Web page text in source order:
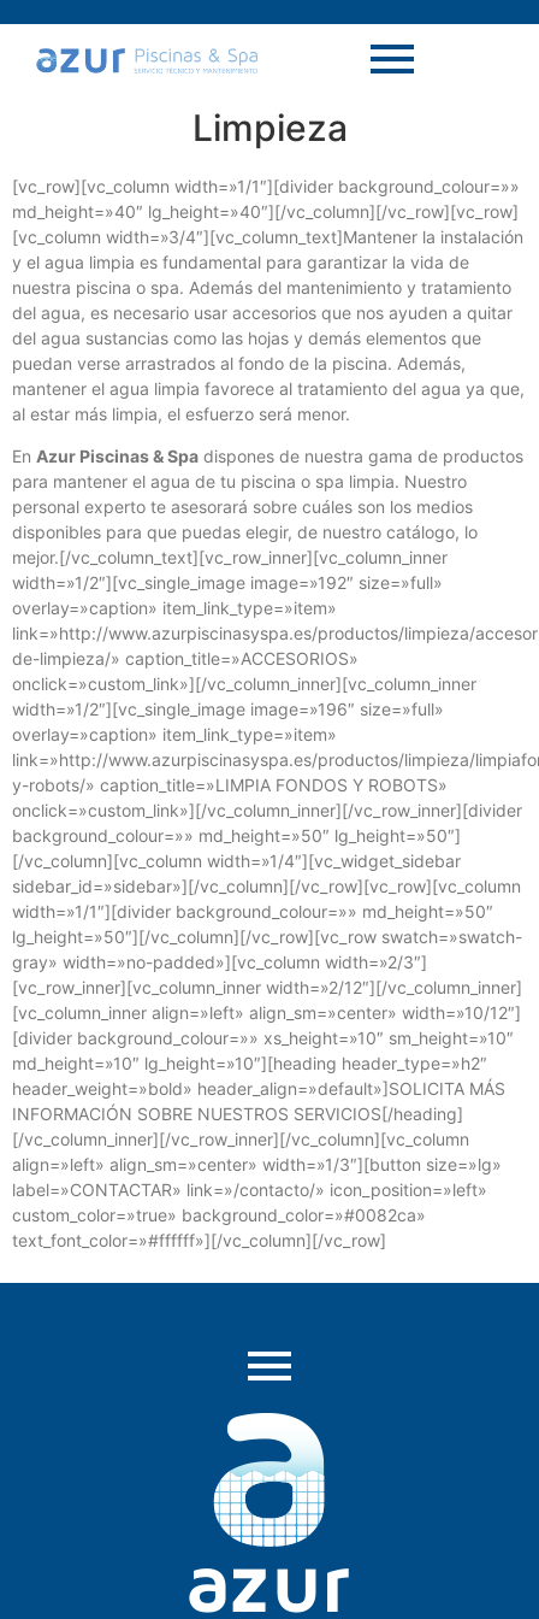
Limpieza
[vc_row][vc_column width=»1/1″][divider background_colour=»»
md_height=»40″ lg_height=»40″][/vc_column][/vc_row][vc_row]
[vc_column width=»3/4″][vc_column_text]Mantener la instalación
y el agua limpia es fundamental para garantizar la vida de
nuestra piscina o spa. Además del mantenimiento y tratamiento
del agua, es necesario usar accesorios que nos ayuden a quitar
del agua sustancias como las hojas y demás elementos que
puedan verse arrastrados al fondo de la piscina. Además,
mantener el agua limpia favorece al tratamiento del agua ya que,
al estar más limpia, el esfuerzo será menor.
En Azur Piscinas & Spa dispones de nuestra gama de productos
para mantener el agua de tu piscina o spa limpia. Nuestro
personal experto te asesorará sobre cuáles son los medios
disponibles para que puedas elegir, de nuestro catálogo, lo
mejor.[/vc_column_text][vc_row_inner][vc_column_inner
width=»1/2″][vc_single_image image=»192″ size=»full»
overlay=»caption» item_link_type=»item»
link=»http://www.azurpiscinasyspa.es/productos/limpieza/
de-limpieza/» caption_title=»ACCESORIOS»
onclick=»custom_link»][/vc_column_inner][vc_column_inner
width=»1/2″][vc_single_image image=»196″ size=»full»
overlay=»caption» item_link_type=»item»
link=»http://www.azurpiscinasyspa.es/productos/limpieza/
y-robots/» caption_title=»LIMPIA FONDOS Y ROBOTS»
onclick=»custom_link»][/vc_column_inner][/vc_row_inner][divider
background_colour=»» md_height=»50″ lg_height=»50″]
[/vc_column][vc_column width=»1/4″][vc_widget_sidebar
sidebar_id=»sidebar»][/vc_column][/vc_row][vc_row][vc_column
width=»1/1″][divider background_colour=»» md_height=»50″
lg_height=»50″][/vc_column][/vc_row][vc_row swatch=»swatch-
gray» width=»no-padded»][vc_column width=»2/3″]
[vc_row_inner][vc_column_inner width=»2/12″][/vc_column_inner]
[vc_column_inner align=»left» align_sm=»center» width=»10/12″]
[divider background_colour=»» xs_height=»10″ sm_height=»10″
md_height=»10″ lg_height=»10″][heading header_type=»h2″
header_weight=»bold» header_align=»default»]SOLICITA MÁS
INFORMACIÓN SOBRE NUESTROS SERVICIOS[/heading]
[/vc_column_inner][/vc_row_inner][/vc_column][vc_column
align=»left» align_sm=»center» width=»1/3″][button size=»lg»
label=»CONTACTAR» link=»/contacto/» icon_position=»left»
custom_color=»true» background_color=»#0082ca»
text_font_color=»#ffffff»][/vc_column][/vc_row]